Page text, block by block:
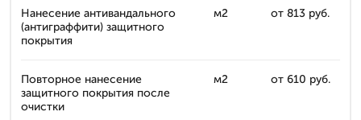
Нанесение антивандального
(антиграффити) защитного
покрытия
м2 от 813 руб.
Повторное нанесение
защитного покрытия после
очистки
м2 от 610 руб.